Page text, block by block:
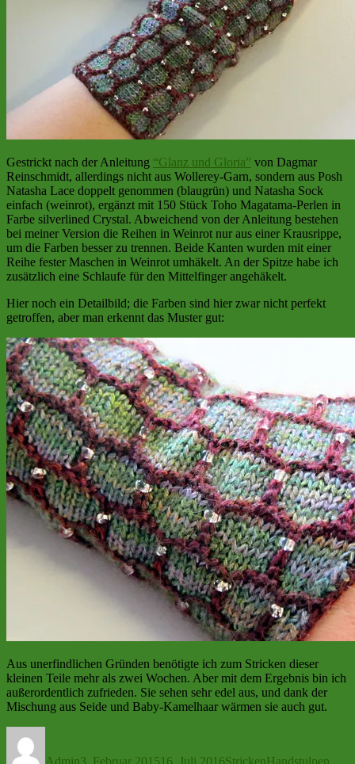
Gestrickt nach der Anleitung “Glanz und Gloria” von Dagmar
Reinschmidt, allerdings nicht aus Wollerey-Garn, sondern aus Posh
Natasha Lace doppelt genommen (blaugrün) und Natasha Sock
einfach (weinrot), ergänzt mit 150 Stück Toho Magatama-Perlen in
Farbe silverlined Crystal. Abweichend von der Anleitung bestehen
bei meiner Version die Reihen in Weinrot nur aus einer Krausrippe,
um die Farben besser zu trennen. Beide Kanten wurden mit einer
Reihe fester Maschen in Weinrot umhäkelt. An der Spitze habe ich
zusätzlich eine Schlaufe für den Mittelfinger angehäkelt.
Hier noch ein Detailbild; die Farben sind hier zwar nicht perfekt
getroffen, aber man erkennt das Muster gut:
Aus unerfindlichen Gründen benötigte ich zum Stricken dieser
kleinen Teile mehr als zwei Wochen. Aber mit dem Ergebnis bin ich
außerordentlich zufrieden. Sie sehen sehr edel aus, und dank der
Mischung aus Seide und Baby-Kamelhaar wärmen sie auch gut.
Admin3. Februar 2015 16. Juli 2016StrickenHandstulpen,